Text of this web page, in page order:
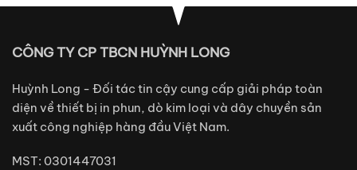
CÔNG TY CP TBCN HUỲNH LONG
Huỳnh Long - Đối tác tin cậy cung cấp giải pháp toàn
diện về thiết bị in phun, dò kim loại và dây chuyền sản
xuất công nghiệp hàng đầu Việt Nam.
MST: 0301447031